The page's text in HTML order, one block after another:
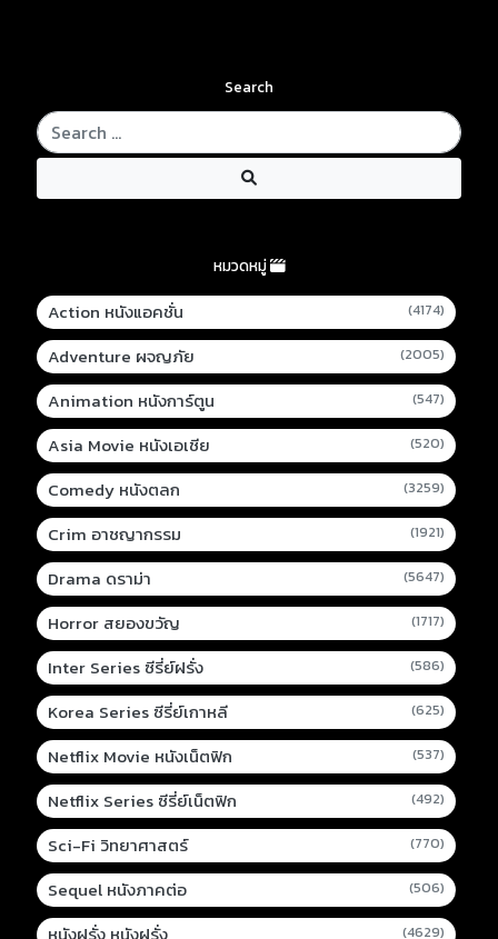
Search
หมวดหมู่
Action หนังแอคชั่น (4174)
Adventure ผจญภัย (2005)
Animation หนังการ์ตูน (547)
Asia Movie หนังเอเชีย (520)
Comedy หนังตลก (3259)
Crim อาชญากรรม (1921)
Drama ดราม่า (5647)
Horror สยองขวัญ (1717)
Inter Series ซีรี่ย์ฝรั่ง (586)
Korea Series ซีรี่ย์เกาหลี (625)
Netflix Movie หนังเน็ตฟิก (537)
Netflix Series ซีรี่ย์เน็ตฟิก (492)
Sci-Fi วิทยาศาสตร์ (770)
Sequel หนังภาคต่อ (506)
(4629)